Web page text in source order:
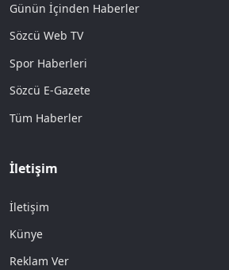
Günün İçinden Haberler
Sözcü Web TV
Spor Haberleri
Sözcü E-Gazete
Tüm Haberler
İletişim
İletişim
Künye
Reklam Ver